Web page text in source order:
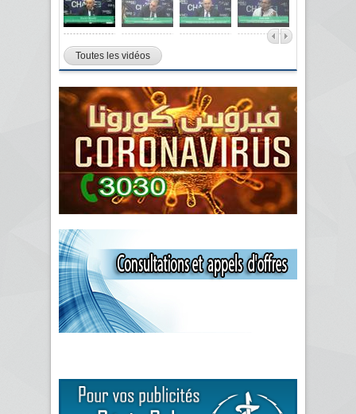
Toutes les vidéos